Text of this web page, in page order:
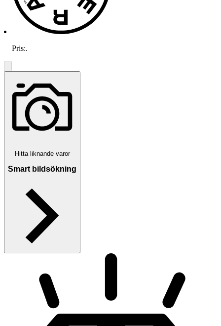
Pris:.
Hitta liknande varor
Smart bildsökning